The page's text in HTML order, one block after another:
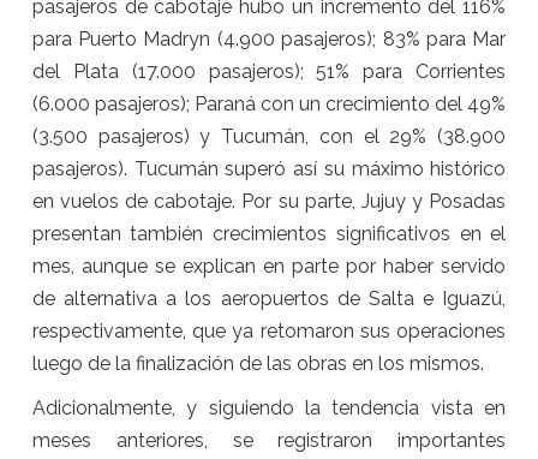
pasajeros de cabotaje hubo un incremento del 116%
para Puerto Madryn (4.900 pasajeros); 83% para Mar
del Plata (17.000 pasajeros); 51% para Corrientes
(6.000 pasajeros); Paraná con un crecimiento del 49%
(3.500 pasajeros) y Tucumán, con el 29% (38.900
pasajeros). Tucumán superó así su máximo histórico
en vuelos de cabotaje. Por su parte, Jujuy y Posadas
presentan también crecimientos significativos en el
mes, aunque se explican en parte por haber servido
de alternativa a los aeropuertos de Salta e Iguazú,
respectivamente, que ya retomaron sus operaciones
luego de la finalización de las obras en los mismos.
Adicionalmente, y siguiendo la tendencia vista en
meses anteriores, se registraron importantes